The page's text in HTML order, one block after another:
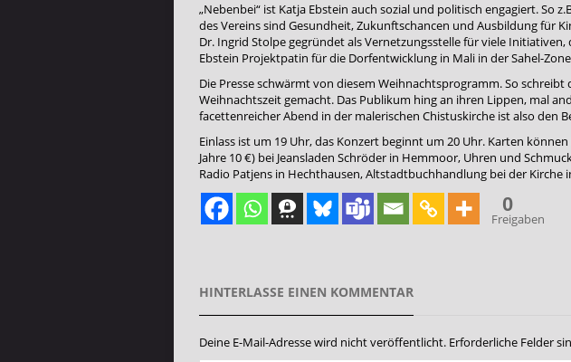
„Nebenbei“ ist Katja Ebstein auch sozial und politisch engagiert. So
des Vereins sind Gesundheit, Zukunftschancen und Ausbildung für
Dr. Ingrid Stolpe gegründet als Vernetzungsstelle für viele
Ebstein Projektpatin für die Dorfentwicklung in Mali in der Sahel-
Die Presse schwärmt von diesem Weihnachtsprogramm. So
Weihnachtszeit gemacht. Das Publikum hing an ihren Lippen, mal
facettenreicher Abend in der malerischen Chistuskirche ist also den
Einlass ist um 19 Uhr, das Konzert beginnt um 20 Uhr. Karten
Jahre 10 €) bei Jeansladen Schröder in Hemmoor, Uhren und
Radio Patjens in Hechthausen, Altstadtbuchhandlung bei der
0
Freigaben
HINTERLASSE EINEN KOMMENTAR
Deine E-Mail-Adresse wird nicht veröffentlicht. Erforderliche Felder